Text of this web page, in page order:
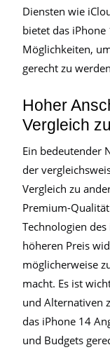
Diensten wie
bietet das
Möglichkeiten,
gerecht zu
Hoher
Vergleich
Ein bedeutender
der
Vergleich zu
Premium-
Technologien
höheren Preis
möglicherweise
macht. Es ist
und Alternativen
das iPhone 14
und Budgets